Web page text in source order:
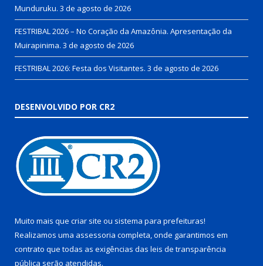
Munduruku. 3 de agosto de 2026
FESTRIBAL 2026 – No Coração da Amazônia. Apresentação da
Muirapinima. 3 de agosto de 2026
FESTRIBAL 2026: Festa dos Visitantes. 3 de agosto de 2026
DESENVOLVIDO POR CR2
Muito mais que criar site ou sistema para prefeituras!
Realizamos uma assessoria completa, onde garantimos em
contrato que todas as exigências das leis de transparência
pública serão atendidas.